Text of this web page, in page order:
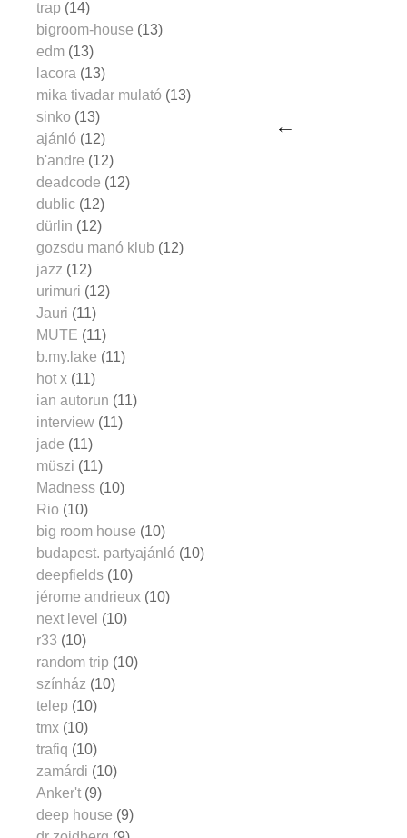
trap (14)
bigroom-house (13)
edm (13)
lacora (13)
mika tivadar mulató (13)
sinko (13)
ajánló (12)
b'andre (12)
deadcode (12)
dublic (12)
dürlin (12)
gozsdu manó klub (12)
jazz (12)
urimuri (12)
Jauri (11)
MUTE (11)
b.my.lake (11)
hot x (11)
ian autorun (11)
interview (11)
jade (11)
müszi (11)
Madness (10)
Rio (10)
big room house (10)
budapest. partyajánló (10)
deepfields (10)
jérome andrieux (10)
next level (10)
r33 (10)
random trip (10)
színház (10)
telep (10)
tmx (10)
trafiq (10)
zamárdi (10)
Anker't (9)
deep house (9)